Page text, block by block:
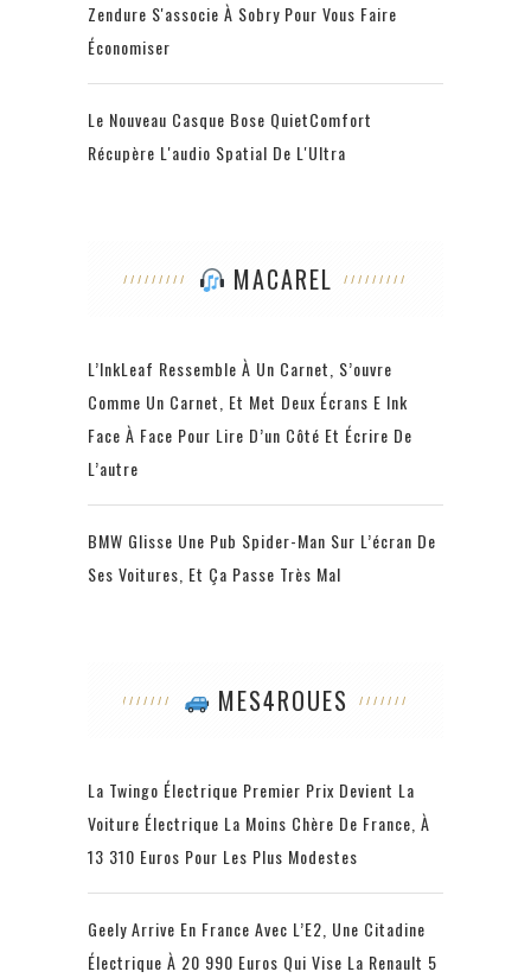
Zendure S'associe À Sobry Pour Vous Faire
Économiser
Le Nouveau Casque Bose QuietComfort
Récupère L'audio Spatial De L'Ultra
MACAREL
L’InkLeaf Ressemble À Un Carnet, S’ouvre
Comme Un Carnet, Et Met Deux Écrans E Ink
Face À Face Pour Lire D’un Côté Et Écrire De
L’autre
BMW Glisse Une Pub Spider-Man Sur L’écran De
Ses Voitures, Et Ça Passe Très Mal
MES4ROUES
La Twingo Électrique Premier Prix Devient La
Voiture Électrique La Moins Chère De France, À
13 310 Euros Pour Les Plus Modestes
Geely Arrive En France Avec L’E2, Une Citadine
Électrique À 20 990 Euros Qui Vise La Renault 5